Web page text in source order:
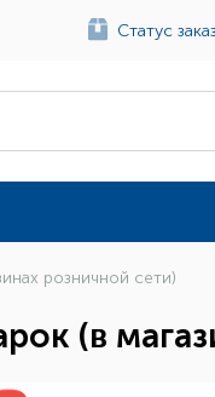
Статус
розничной сети)
(в